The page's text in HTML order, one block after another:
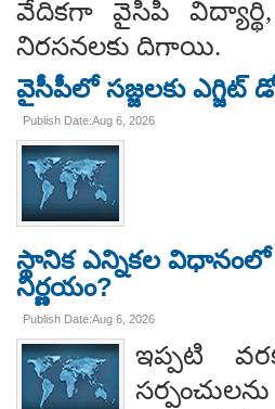
వేదికగా వైసీపీ
నిరసనలకు దిగాయి.
వైసీపీలో సజ్జలకు ఎగ్జిట్
Publish Date:Aug 6, 2026
స్థానిక ఎన్నికల విధానంలో
నిర్ణయం?
Publish Date:Aug 6, 2026
ఇప్పటి